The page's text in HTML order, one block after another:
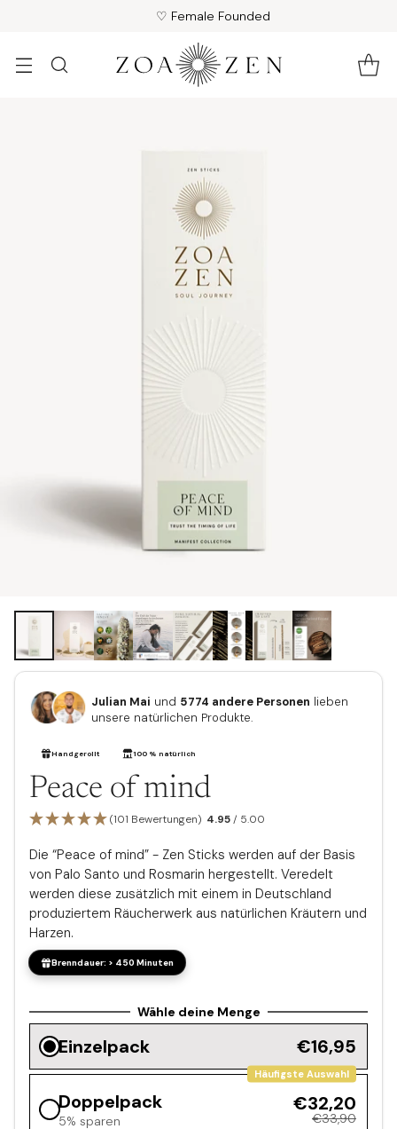
♡ Female Founded
Julian Mai und 5774 andere Personen lieben
unsere natürlichen Produkte.
Peace of mind
(101 Bewertungen) 4.95/ 5.00
Die “Peace of mind” - Zen Sticks werden auf der Basis
von Palo Santo und Rosmarin hergestellt. Veredelt
werden diese zusätzlich mit einem in Deutschland
produziertem Räucherwerk aus natürlichen Kräutern und
Harzen.